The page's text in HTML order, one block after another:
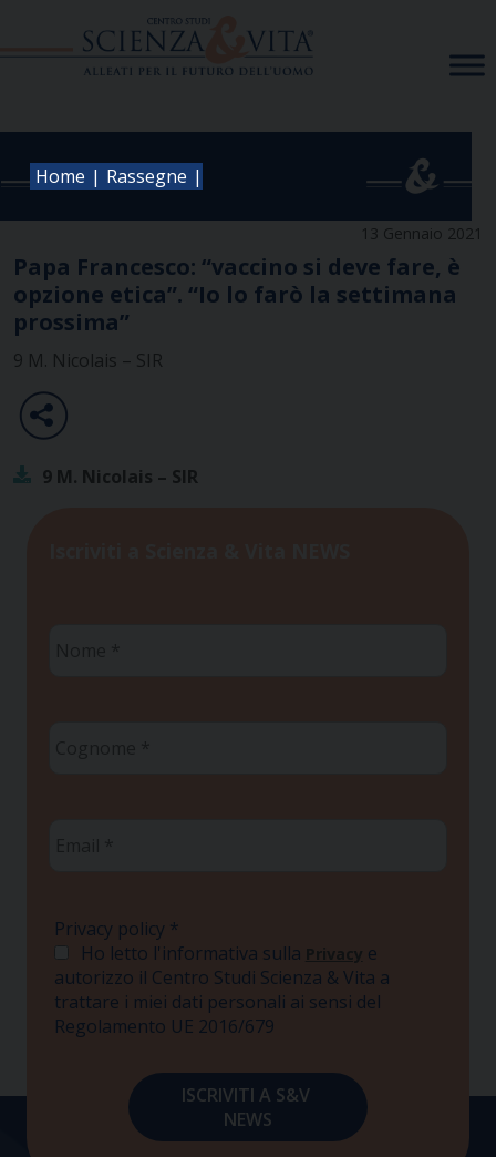
Home | Rassegne |
13 Gennaio 2021
Papa Francesco: “vaccino si deve fare, è
opzione etica”. “Io lo farò la settimana
prossima”
9 M. Nicolais – SIR
9 M. Nicolais – SIR
Privacy policy *
Ho letto l'informativa sulla Privacy e
autorizzo il Centro Studi Scienza & Vita a
trattare i miei dati personali ai sensi del
Regolamento UE 2016/679